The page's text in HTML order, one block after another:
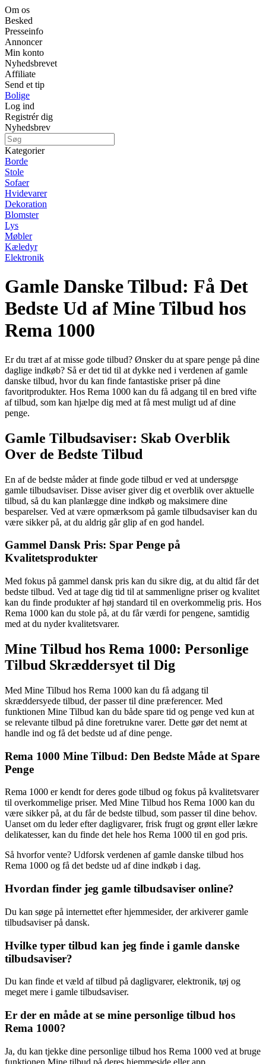
Om os
Besked
Presseinfo
Annoncer
Min konto
Nyhedsbrevet
Affiliate
Send et tip
Bolige
Log ind
Registrér dig
Nyhedsbrev
Kategorier
Borde
Stole
Sofaer
Hvidevarer
Dekoration
Blomster
Lys
Møbler
Kæledyr
Elektronik
Gamle Danske Tilbud: Få Det
Bedste Ud af Mine Tilbud hos
Rema 1000
Er du træt af at misse gode tilbud? Ønsker du at spare penge på dine
daglige indkøb? Så er det tid til at dykke ned i verdenen af gamle
danske tilbud, hvor du kan finde fantastiske priser på dine
favoritprodukter. Hos Rema 1000 kan du få adgang til en bred vifte
af tilbud, som kan hjælpe dig med at få mest muligt ud af dine
penge.
Gamle Tilbudsaviser: Skab Overblik
Over de Bedste Tilbud
En af de bedste måder at finde gode tilbud er ved at undersøge
gamle tilbudsaviser. Disse aviser giver dig et overblik over aktuelle
tilbud, så du kan planlægge dine indkøb og maksimere dine
besparelser. Ved at være opmærksom på gamle tilbudsaviser kan du
være sikker på, at du aldrig går glip af en god handel.
Gammel Dansk Pris: Spar Penge på
Kvalitetsprodukter
Med fokus på gammel dansk pris kan du sikre dig, at du altid får det
bedste tilbud. Ved at tage dig tid til at sammenligne priser og kvalitet
kan du finde produkter af høj standard til en overkommelig pris. Hos
Rema 1000 kan du stole på, at du får værdi for pengene, samtidig
med at du nyder kvalitetsvarer.
Mine Tilbud hos Rema 1000: Personlige
Tilbud Skræddersyet til Dig
Med Mine Tilbud hos Rema 1000 kan du få adgang til
skræddersyede tilbud, der passer til dine præferencer. Med
funktionen Mine Tilbud kan du både spare tid og penge ved kun at
se relevante tilbud på dine foretrukne varer. Dette gør det nemt at
handle ind og få det bedste ud af dine penge.
Rema 1000 Mine Tilbud: Den Bedste Måde at Spare
Penge
Rema 1000 er kendt for deres gode tilbud og fokus på kvalitetsvarer
til overkommelige priser. Med Mine Tilbud hos Rema 1000 kan du
være sikker på, at du får de bedste tilbud, som passer til dine behov.
Uanset om du leder efter dagligvarer, frisk frugt og grønt eller lækre
delikatesser, kan du finde det hele hos Rema 1000 til en god pris.
Så hvorfor vente? Udforsk verdenen af gamle danske tilbud hos
Rema 1000 og få det bedste ud af dine indkøb i dag.
Hvordan finder jeg gamle tilbudsaviser online?
Du kan søge på internettet efter hjemmesider, der arkiverer gamle
tilbudsaviser på dansk.
Hvilke typer tilbud kan jeg finde i gamle danske
tilbudsaviser?
Du kan finde et væld af tilbud på dagligvarer, elektronik, tøj og
meget mere i gamle tilbudsaviser.
Er der en måde at se mine personlige tilbud hos
Rema 1000?
Ja, du kan tjekke dine personlige tilbud hos Rema 1000 ved at bruge
funktionen Mine tilbud på deres hjemmeside eller app.